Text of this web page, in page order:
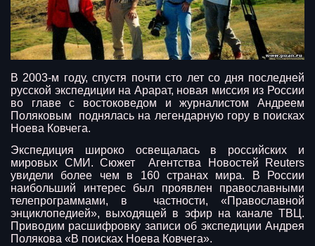
В 2003-м году, спустя почти сто лет со дня последней
русской экспедиции на Арарат, новая миссия из России
во главе с востоковедом и журналистом Андреем
Поляковым поднялась на легендарную гору в поисках
Ноева Ковчега.
Экспедиция широко освещалась в российских и
мировых СМИ. Сюжет Агентства Новостей Reuters
увидели более чем в 160 странах мира. В России
наибольший интерес был проявлен православными
телепрограммами, в частности, «Православной
энциклопедией», выходящей в эфир на канале ТВЦ.
Приводим расшифровку записи об экспедиции Андрея
Полякова «В поисках Ноева Ковчега».